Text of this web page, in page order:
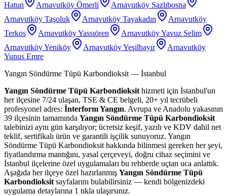
Hatun
Arnavutköy Ömerli
Arnavutköy Sazlıbosna
Arnavutköy Taşoluk
Arnavutköy Tayakadın
Arnavutköy
Terkos
Arnavutköy Yassıören
Arnavutköy Yavuz Selim
Arnavutköy Yeniköy
Arnavutköy Yeşilbayır
Arnavutköy
Yunus Emre
Yangın Söndürme Tüpü Karbondioksit— İstanbul
Yangın Söndürme Tüpü Karbondioksithizmeti için İstanbul'un
her ilçesine 7/24 ulaşan, TSE & CE belgeli, 20+ yıl tecrübeli
profesyonel adres: İnterform Yangın. Avrupa ve Anadolu yakasının
39 ilçesinin tamamında Yangın Söndürme Tüpü Karbondioksit
talebinizi aynı gün karşılıyor; ücretsiz keşif, yazılı ve KDV dahil net
teklif, sertifikalı ürün ve garantili işçilik sunuyoruz. Yangın
Söndürme Tüpü Karbondioksit hakkında bilinmesi gereken her şeyi,
fiyatlandırma mantığını, yasal çerçeveyi, doğru cihaz seçimini ve
İstanbul ilçelerine özel uygulamaları bu rehberde uçtan uca anlattık.
Aşağıda her ilçeye özel hazırlanmış Yangın Söndürme Tüpü
Karbondioksitsayfalarını bulabilirsiniz — kendi bölgenizdeki
uygulama detaylarına 1 tıkla ulaşırsınız.